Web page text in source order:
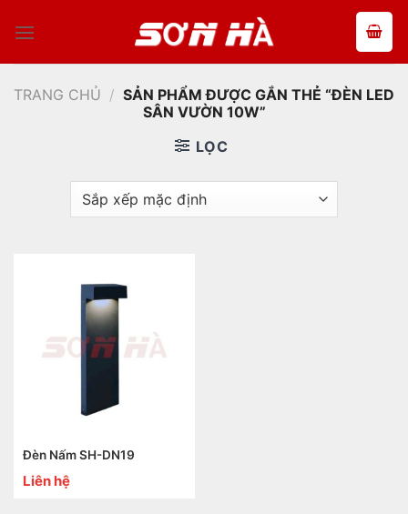
qua
TRANG CHỦ / SẢN PHẨM ĐƯỢC GẮN THẺ “ĐÈN LED
SÂN VƯỜN 10W”
LỌC
Đèn Nấm SH-DN19
Liên hệ